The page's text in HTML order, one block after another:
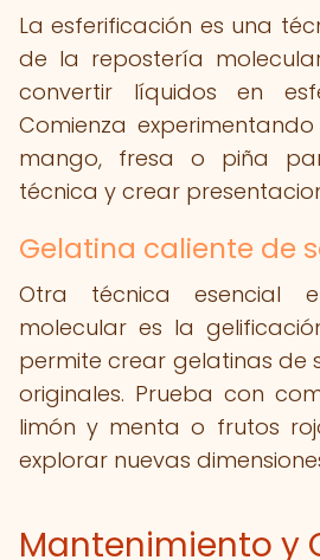
La esferificación es una
de la repostería
convertir líquidos en
Comienza
mango, fresa o piña
técnica y crear
Gelatina caliente de
Otra técnica esencial
molecular es la
permite crear gelatinas de
originales. Prueba con
limón y menta o frutos
explorar nuevas
Mantenimiento y